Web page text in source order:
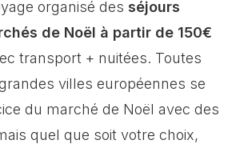
organisé des séjours
de Noël à partir de 150€
transport + nuitées. Toutes
villes européennes se
du marché de Noël avec des
quel que soit votre choix,